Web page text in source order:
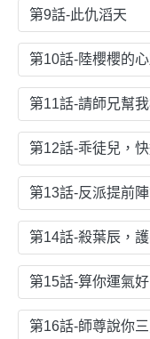
第9話-此仇滔天
第10話-陸櫻櫻的心
第11話-請師兄幫
第12話-乖徒兒，
第13話-反派提前陣
第14話-殺葉辰，護
第15話-算你運氣好
第16話-師尊說你三